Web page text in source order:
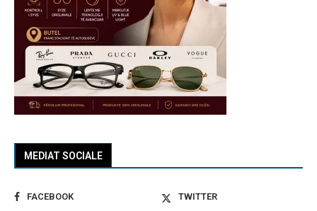
MEDIAT SOCIALE
FACEBOOK
TWITTER